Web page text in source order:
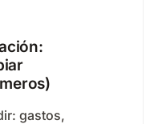
gastos,